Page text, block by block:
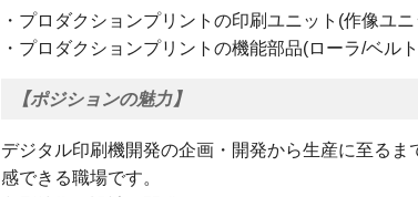
・プロダクションプリントの印刷ユニット(作像ユ
・プロダクションプリントの機能部品(ローラ/ベ
【ポジションの魅力】
デジタル印刷機開発の企画・開発から⽣産に⾄る
感できる職場です。